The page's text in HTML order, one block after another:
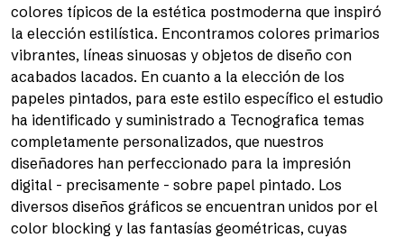
colores típicos de la estética postmoderna que inspiró
la elección estilística. Encontramos colores primarios
vibrantes, líneas sinuosas y objetos de diseño con
acabados lacados. En cuanto a la elección de los
papeles pintados, para este estilo específico el estudio
ha identificado y suministrado a Tecnografica temas
completamente personalizados, que nuestros
diseñadores han perfeccionado para la impresión
digital - precisamente - sobre papel pintado. Los
diversos diseños gráficos se encuentran unidos por el
color blocking y las fantasías geométricas, cuyas